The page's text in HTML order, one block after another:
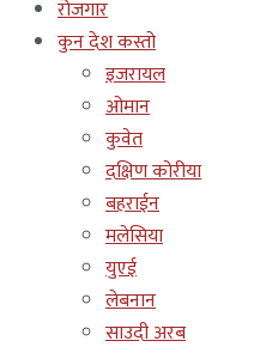
रोजगार
कुन देश कस्तो
इजरायल
ओमान
कुवेत
दक्षिण कोरीया
बहराईन
मलेसिया
युएई
लेबनान
साउदी अरब